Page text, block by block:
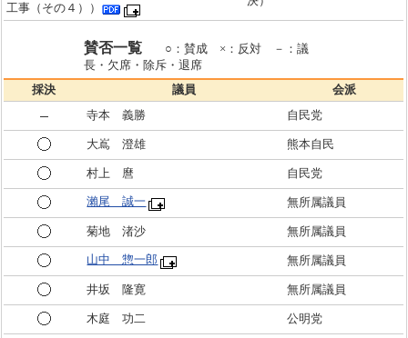
工事（その４））
賛否一覧
○：賛成 ×：反対 －：議
長・欠席・除斥・退席
採決 議員
会派
寺本 義勝
自民党
大嶌 澄雄 熊本自民
村上 麿 自民党
瀨尾 誠一 無所属議員
菊地 渚沙 無所属議員
山中 惣一郎 無所属議員
井坂 隆寛 無所属議員
木庭 功二 公明党